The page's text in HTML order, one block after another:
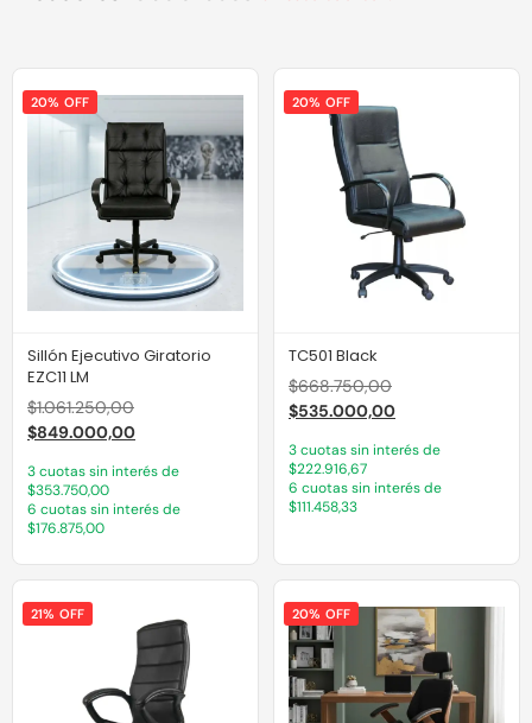
20% OFF
Sillón Ejecutivo Giratorio
EZC11 LM
$1.061.250,00
$849.000,00
3 cuotas sin interés de
$353.750,00
6 cuotas sin interés de
$176.875,00
20% OFF
TC501 Black
$668.750,00
$535.000,00
3 cuotas sin interés de
$222.916,67
6 cuotas sin interés de
$111.458,33
21% OFF 20% OFF